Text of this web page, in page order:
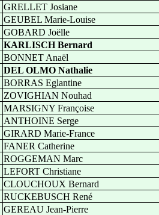
GRELLET Josiane
GEUBEL Marie-Louise
GOBARD Joëlle
KARLISCH Bernard
BONNET Anaël
DEL OLMO Nathalie
BORRAS Eglantine
ZOVIGHIAN Nouhad
MARSIGNY Françoise
ANTHOINE Serge
GIRARD Marie-France
FANER Catherine
ROGGEMAN Marc
LEFORT Christiane
CLOUCHOUX Bernard
RUCKEBUSCH René
GEREAU Jean-Pierre